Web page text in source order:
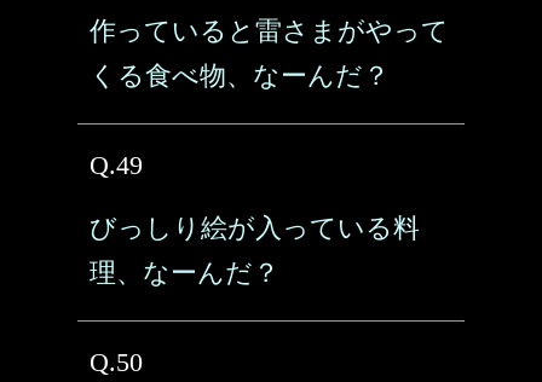
作っていると雷さまがやって
くる食べ物、なーんだ？
Q.49
びっしり絵が入っている料
理、なーんだ？
Q.50